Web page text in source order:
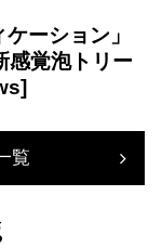
ーション」
覚泡トリー
覧